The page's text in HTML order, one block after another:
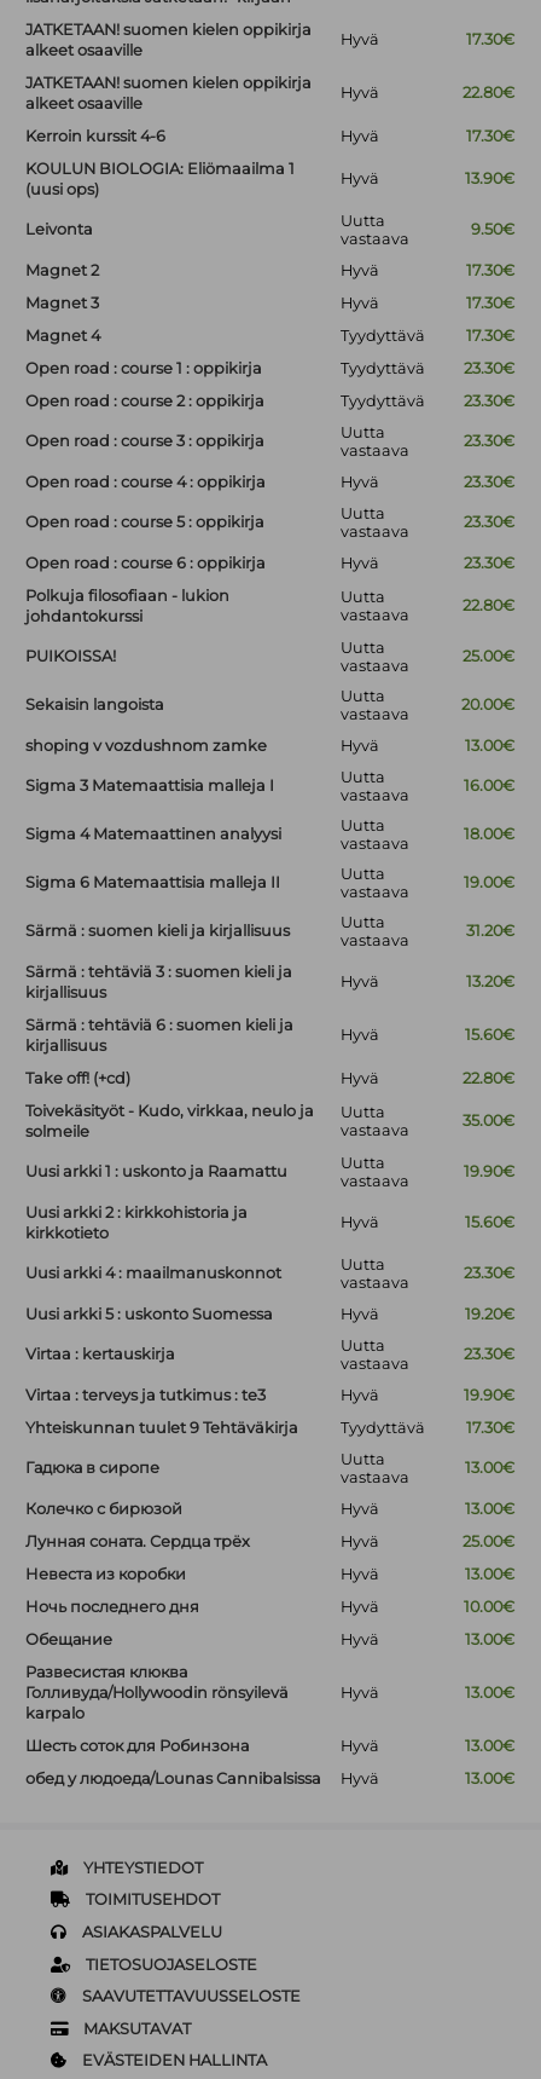
JATKETAAN! suomen kielen oppikirja
alkeet osaaville
Hyvä 17.30€
JATKETAAN! suomen kielen oppikirja
alkeet osaaville
Hyvä 22.80€
Kerroin kurssit 4-6 Hyvä
17.30€
KOULUN BIOLOGIA: Eliömaailma 1
(uusi ops)
Hyvä 13.90€
Leivonta
Uutta
vastaava
9.50€
Magnet 2 Hyvä
17.30€
Magnet 3
Hyvä
17.30€
Magnet 4
Tyydyttävä
17.30€
Open road : course 1 : oppikirja
Tyydyttävä
23.30€
Open road : course 2 : oppikirja
Tyydyttävä 23.30€
Open road : course 3 : oppikirja
Uutta
vastaava
23.30€
Open road : course 4 : oppikirja Hyvä 23.30€
Open road : course 5 : oppikirja
Uutta
vastaava
23.30€
Open road : course 6 : oppikirja Hyvä
23.30€
Polkuja filosofiaan - lukion
johdantokurssi
Uutta
vastaava
22.80€
PUIKOISSA!
Uutta
vastaava
25.00€
Sekaisin langoista
Uutta
vastaava
20.00€
shoping v vozdushnom zamke Hyvä 13.00€
Sigma 3 Matemaattisia malleja I
Uutta
vastaava
16.00€
Sigma 4 Matemaattinen analyysi
Uutta
vastaava
18.00€
Sigma 6 Matemaattisia malleja II
Uutta
vastaava
19.00€
Särmä : suomen kieli ja kirjallisuus
Uutta
vastaava
31.20€
Särmä : tehtäviä 3 : suomen kieli ja
kirjallisuus
Hyvä 13.20€
Särmä : tehtäviä 6 : suomen kieli ja
kirjallisuus
Hyvä 15.60€
Take off! (+cd) Hyvä
22.80€
Toivekäsityöt - Kudo, virkkaa, neulo ja
solmeile
Uutta
vastaava
35.00€
Uusi arkki 1 : uskonto ja Raamattu
Uutta
vastaava
19.90€
Uusi arkki 2 : kirkkohistoria ja
kirkkotieto
Hyvä 15.60€
Uusi arkki 4 : maailmanuskonnot
Uutta
vastaava
23.30€
Uusi arkki 5 : uskonto Suomessa Hyvä 19.20€
Virtaa : kertauskirja
Uutta
vastaava
23.30€
Virtaa : terveys ja tutkimus : te3 Hyvä
19.90€
Yhteiskunnan tuulet 9 Tehtäväkirja
Tyydyttävä 17.30€
Гадюка в сиропе
Uutta
vastaava
13.00€
Колечко с бирюзой Hyvä
13.00€
Лунная соната. Сердца трёх
Hyvä
25.00€
Невеста из коробки
Hyvä
13.00€
Ночь последнего дня
Hyvä
10.00€
Обещание
Hyvä
13.00€
Развесистая клюква
Голливуда/Hollywoodin rönsyilevä
karpalo
Hyvä 13.00€
Шесть соток для Робинзона Hyvä
13.00€
обед у людоеда/Lounas Cannibalsissa
Hyvä 13.00€
YHTEYSTIEDOT
TOIMITUSEHDOT
ASIAKASPALVELU
TIETOSUOJASELOSTE
SAAVUTETTAVUUSSELOSTE
MAKSUTAVAT
EVÄSTEIDEN HALLINTA